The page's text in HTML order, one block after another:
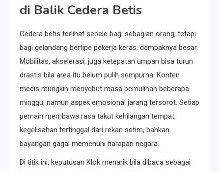
di Balik Cedera Betis
Cedera betis terlihat sepele bagi sebagian orang, tetapi
bagi gelandang bertipe pekerja keras, dampaknya besar.
Mobilitas, akselerasi, juga ketepatan umpan bisa turun
drastis bila area itu belum pulih sempurna. Konten
medis mungkin menyebut masa pemulihan beberapa
minggu, namun aspek emosional jarang tersorot. Setiap
pemain membawa rasa takut kehilangan tempat,
kegelisahan tertinggal dari rekan setim, bahkan
bayangan gagal memenuhi harapan negara.
Di titik ini, keputusan Klok menarik bila dibaca sebagai